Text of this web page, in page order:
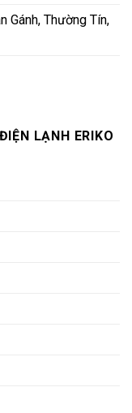
Gánh, Thường Tín,
LẠNH ERIKO